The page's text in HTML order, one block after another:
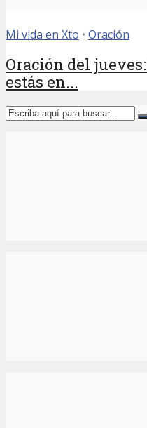
Mi vida en Xto • Oración
Oración del
estás en...